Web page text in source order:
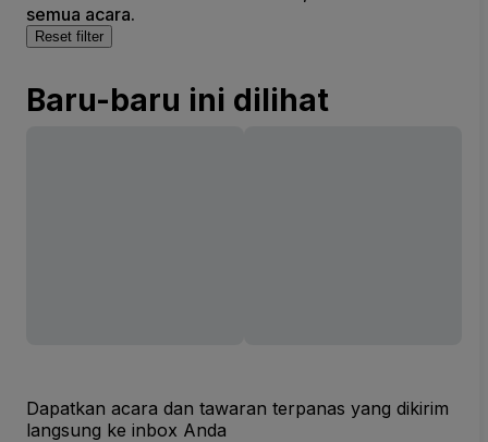
semua acara.
Reset filter
Baru-baru ini dilihat
Dapatkan acara dan tawaran terpanas yang dikirim
langsung ke inbox Anda